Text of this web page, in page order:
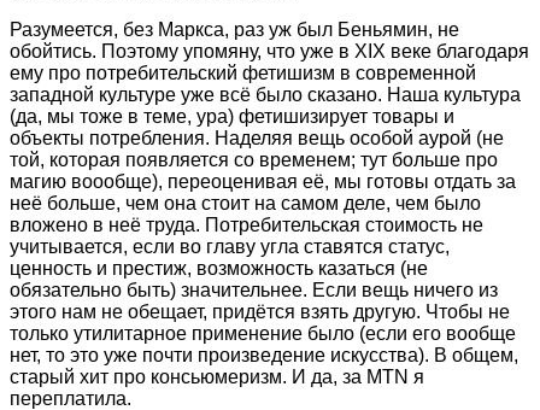
Разумеется, без Маркса, раз уж был Беньямин, не
обойтись. Поэтому упомяну, что уже в XIX веке благодаря
ему про потребительский фетишизм в современной
западной культуре уже всё было сказано. Наша культура
(да, мы тоже в теме, ура) фетишизирует товары и
объекты потребления. Наделяя вещь особой аурой (не
той, которая появляется со временем; тут больше про
магию воообще), переоценивая её, мы готовы отдать за
неё больше, чем она стоит на самом деле, чем было
вложено в неё труда. Потребительская стоимость не
учитывается, если во главу угла ставятся статус,
ценность и престиж, возможность казаться (не
обязательно быть) значительнее. Если вещь ничего из
этого нам не обещает, придётся взять другую. Чтобы не
только утилитарное применение было (если его вообще
нет, то это уже почти произведение искусства). В общем,
старый хит про консьюмеризм. И да, за MTN я
переплатила.